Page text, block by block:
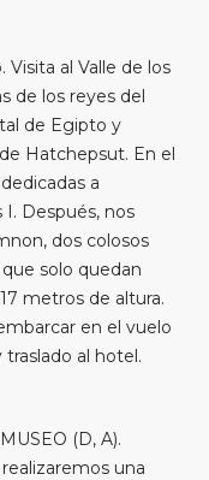
al Valle de los
de los reyes del
de Egipto y
Hatchepsut. En el
a
Después, nos
dos colosos
solo quedan
metros de altura.
en el vuelo
traslado al hotel.
(D, A).
una